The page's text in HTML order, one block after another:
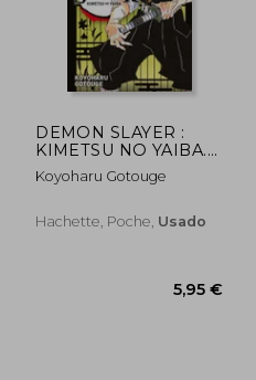
5%
dcto. 20,71 €
DEMON SLAYER :
KIMETSU NO YAIBA.
VOL. 17 (en Francés)
Koyoharu Gotouge
Hachette, Poche, Usado